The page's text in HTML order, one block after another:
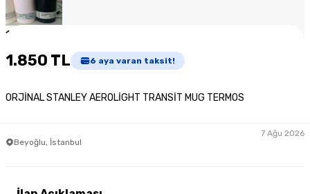
1
1.850 TL 6 aya varan taksit!
ORJİNAL STANLEY AEROLİGHT TRANSİT MUG TERMOS
Beyoğlu, İstanbul
7 Ağu 2026